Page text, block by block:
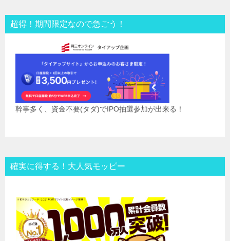
超得！期間限定なので急ごう！
幹事多く、資金不要(タダ)でIPO抽選参加が出来る！
確実に得する！大人気モッピー